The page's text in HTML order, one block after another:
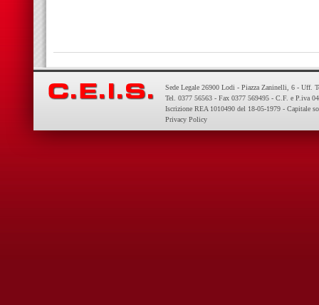
Sede Legale 26900 Lodi - Piazza Zaninelli, 6 - Uff.
Tel. 0377 56563 - Fax 0377 569495 - C.F. e P.iva
Iscrizione REA 1010490 del 18-05-1979 - Capitale
Privacy Policy